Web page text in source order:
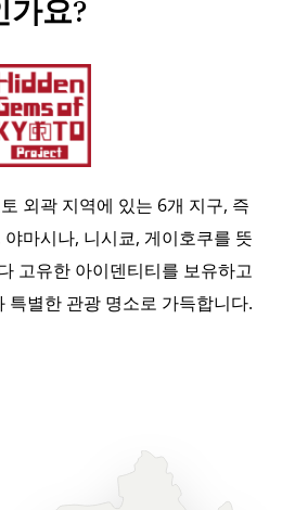
가요?
외곽 지역에 있는 6개 지구, 즉
마시나, 니시쿄, 게이호쿠를 뜻
고유한 아이덴티티를 보유하고
특별한 관광 명소로 가득합니다.